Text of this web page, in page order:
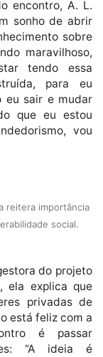
encontro, A. L.
sonho de abrir
sobre
maravilhoso,
tendo essa
para eu
eu sair e mudar
que eu estou
vou
reitera importância
social.
do projeto
ela explica que
privadas de
está feliz com a
é passar
“A ideia é